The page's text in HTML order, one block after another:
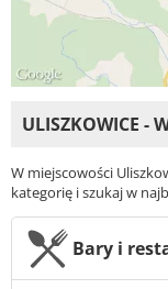
ULISZKOWICE -
W miejscowości
kategorię i szukaj w
Bary i